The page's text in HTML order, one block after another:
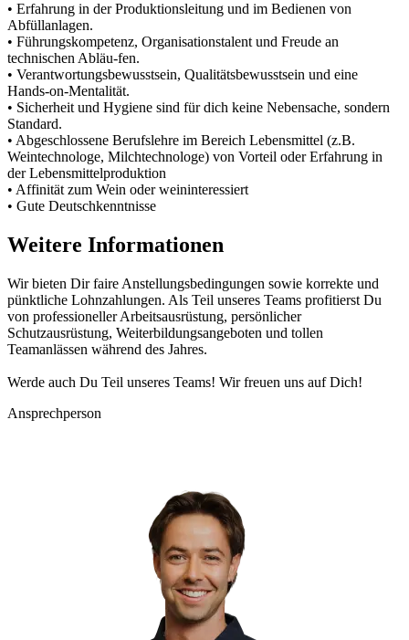
• Erfahrung in der Produktionsleitung und im Bedienen von
Abfüllanlagen.
• Führungskompetenz, Organisationstalent und Freude an
technischen Abläu-fen.
• Verantwortungsbewusstsein, Qualitätsbewusstsein und eine
Hands-on-Mentalität.
• Sicherheit und Hygiene sind für dich keine Nebensache, sondern
Standard.
• Abgeschlossene Berufslehre im Bereich Lebensmittel (z.B.
Weintechnologe, Milchtechnologe) von Vorteil oder Erfahrung in
der Lebensmittelproduktion
• Affinität zum Wein oder weininteressiert
• Gute Deutschkenntnisse
Weitere Informationen
Wir bieten Dir faire Anstellungsbedingungen sowie korrekte und
pünktliche Lohnzahlungen. Als Teil unseres Teams profitierst Du
von professioneller Arbeitsausrüstung, persönlicher
Schutzausrüstung, Weiterbildungsangeboten und tollen
Teamanlässen während des Jahres.
Werde auch Du Teil unseres Teams! Wir freuen uns auf Dich!
Ansprechperson